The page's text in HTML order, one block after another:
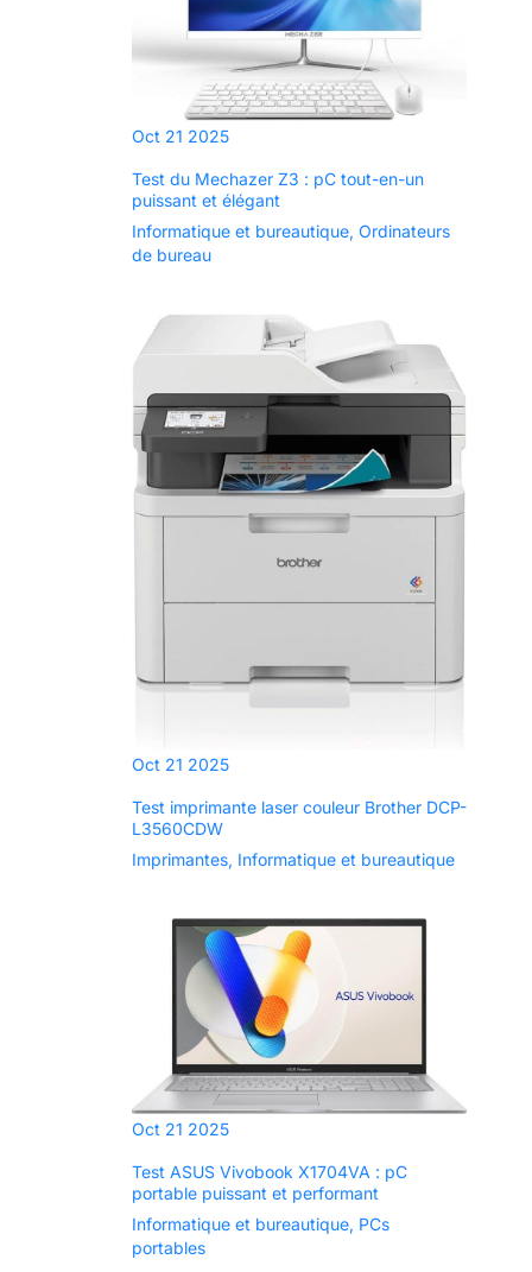
Oct 21 2025
Test du Mechazer Z3 : pC tout-en-un
puissant et élégant
Informatique et bureautique, Ordinateurs
de bureau
Oct 21 2025
Test imprimante laser couleur Brother DCP-
L3560CDW
Imprimantes, Informatique et bureautique
Oct 21 2025
Test ASUS Vivobook X1704VA : pC
portable puissant et performant
Informatique et bureautique, PCs
portables